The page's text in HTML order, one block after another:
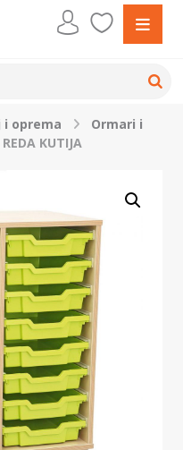
i oprema
Ormari i
KUTIJA